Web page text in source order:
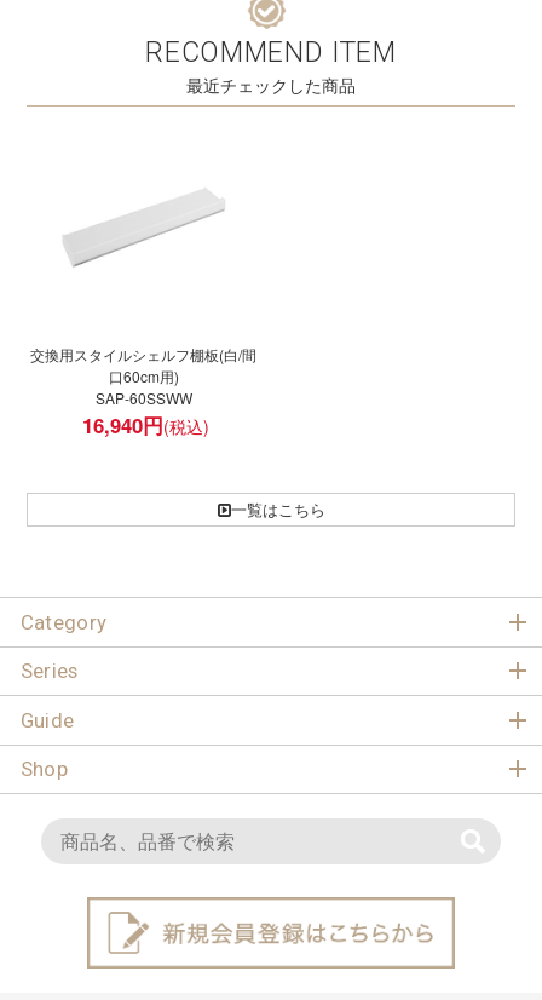
RECOMMEND ITEM
最近チェックした商品
交換用スタイルシェルフ棚板(白/間
口60cm用)
SAP-60SSWW
16,940円
一覧はこちら
Category
Series
Guide
Shop